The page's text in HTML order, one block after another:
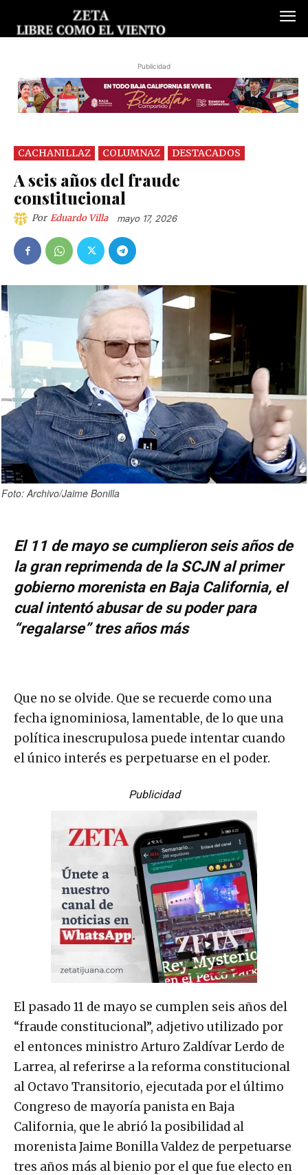
Publicidad
CACHANILLAZ COLUMNAZ DESTACADOS
A seis años del fraude
constitucional
Por Eduardo Villa mayo 17, 2026
Foto: Archivo/Jaime Bonilla
El 11 de mayo se cumplieron seis años de
la gran reprimenda de la SCJN al primer
gobierno morenista en Baja California, el
cual intentó abusar de su poder para
“regalarse” tres años más
Que no se olvide. Que se recuerde como una
fecha ignominiosa, lamentable, de lo que una
política inescrupulosa puede intentar cuando
el único interés es perpetuarse en el poder.
Publicidad
El pasado 11 de mayo se cumplen seis años del
“fraude constitucional”, adjetivo utilizado por
el entonces ministro Arturo Zaldívar Lerdo de
Larrea, al referirse a la reforma constitucional
al Octavo Transitorio, ejecutada por el último
Congreso de mayoría panista en Baja
California, que le abrió la posibilidad al
morenista Jaime Bonilla Valdez de perpetuarse
tres años más al bienio por el que fue electo en